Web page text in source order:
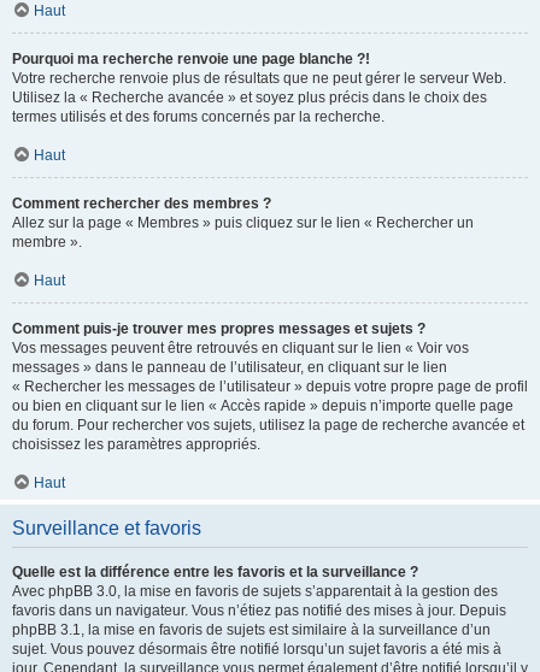
Haut
Pourquoi ma recherche renvoie une page blanche ?!
Votre recherche renvoie plus de résultats que ne peut gérer le serveur Web.
Utilisez la « Recherche avancée » et soyez plus précis dans le choix des
termes utilisés et des forums concernés par la recherche.
Haut
Comment rechercher des membres ?
Allez sur la page « Membres » puis cliquez sur le lien « Rechercher un
membre ».
Haut
Comment puis-je trouver mes propres messages et sujets ?
Vos messages peuvent être retrouvés en cliquant sur le lien « Voir vos
messages » dans le panneau de l’utilisateur, en cliquant sur le lien
« Rechercher les messages de l’utilisateur » depuis votre propre page de profil
ou bien en cliquant sur le lien « Accès rapide » depuis n’importe quelle page
du forum. Pour rechercher vos sujets, utilisez la page de recherche avancée et
choisissez les paramètres appropriés.
Haut
Surveillance et favoris
Quelle est la différence entre les favoris et la surveillance ?
Avec phpBB 3.0, la mise en favoris de sujets s’apparentait à la gestion des
favoris dans un navigateur. Vous n’étiez pas notifié des mises à jour. Depuis
phpBB 3.1, la mise en favoris de sujets est similaire à la surveillance d’un
sujet. Vous pouvez désormais être notifié lorsqu’un sujet favoris a été mis à